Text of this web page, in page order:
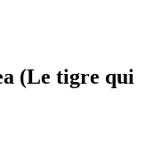
(Le tigre qui